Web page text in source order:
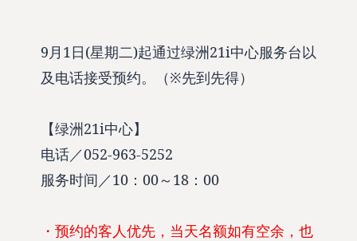
9月1日(星期二)起通过绿洲21i中心服务台以
及电话接受预约。（※先到先得）
【绿洲21i中心】
电话／052-963-5252
服务时间／10：00～18：00
・预约的客人优先，当天名额如有空余，也